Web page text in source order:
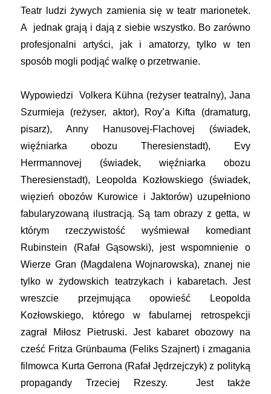
Teatr ludzi żywych zamienia się w teatr marionetek.
A jednak grają i dają z siebie wszystko. Bo zarówno
profesjonalni artyści, jak i amatorzy, tylko w ten
sposób mogli podjąć walkę o przetrwanie.
Wypowiedzi Volkera Kühna (reżyser teatralny), Jana
Szurmieja (reżyser, aktor), Roy’a Kifta (dramaturg,
pisarz), Anny Hanusovej-Flachovej (świadek,
więźniarka obozu Theresienstadt), Evy
Herrmannovej (świadek, więźniarka obozu
Theresienstadt), Leopolda Kozłowskiego (świadek,
więzień obozów Kurowice i Jaktorów) uzupełniono
fabularyzowaną ilustracją. Są tam obrazy z getta, w
którym rzeczywistość wyśmiewał komediant
Rubinstein (Rafał Gąsowski), jest wspomnienie o
Wierze Gran (Magdalena Wojnarowska), znanej nie
tylko w żydowskich teatrzykach i kabaretach. Jest
wreszcie przejmująca opowieść Leopolda
Kozłowskiego, którego w fabularnej retrospekcji
zagrał Miłosz Pietruski. Jest kabaret obozowy na
cześć Fritza Grünbauma (Feliks Szajnert) i zmagania
filmowca Kurta Gerrona (Rafał Jędrzejczyk) z polityką
propagandy Trzeciej Rzeszy. Jest także